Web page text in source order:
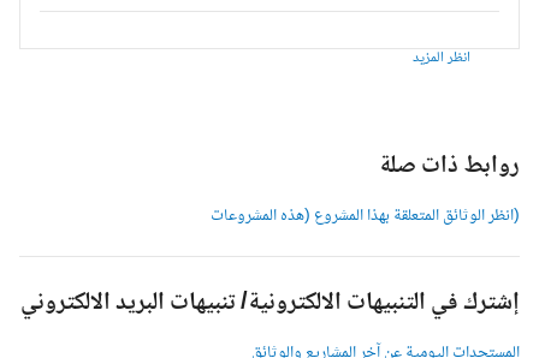
انظر المزيد
روابط ذات صلة
(انظر الوثائق المتعلقة بهذا المشروع (هذه المشروعات
إشترك في التنبيهات الالكترونية/ تنبيهات البريد الالكتروني